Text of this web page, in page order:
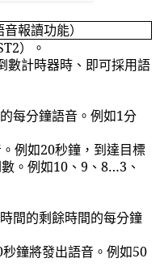
音報讀功能）
）。
數計時器時、即可採用語
每分鐘語音。例如1分
例如20秒鐘，到達目標
。例如10 、 9 、 8…3 、
間的剩餘時間的每分鐘
秒鐘將發出語音。例如50